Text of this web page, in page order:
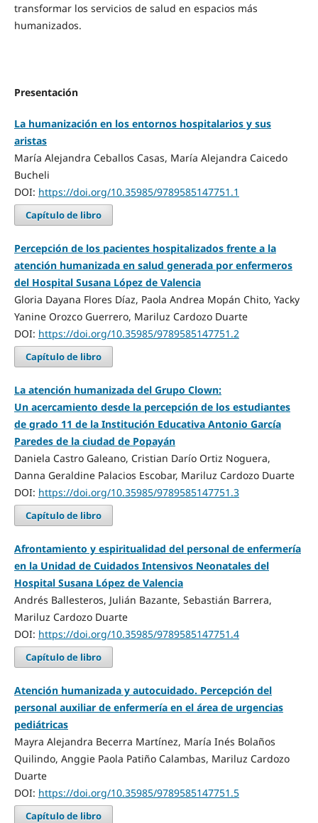
transformar los servicios de salud en espacios más
humanizados.
Presentación
La humanización en los entornos hospitalarios y sus
aristas
María Alejandra Ceballos Casas, María Alejandra Caicedo
Bucheli
DOI: https://doi.org/10.35985/9789585147751.1
Capítulo de libro
Percepción de los pacientes hospitalizados frente a la
atención humanizada en salud generada por enfermeros
del Hospital Susana López de Valencia
Gloria Dayana Flores Díaz, Paola Andrea Mopán Chito, Yacky
Yanine Orozco Guerrero, Mariluz Cardozo Duarte
DOI: https://doi.org/10.35985/9789585147751.2
Capítulo de libro
La atención humanizada del Grupo Clown:
Un acercamiento desde la percepción de los estudiantes
de grado 11 de la Institución Educativa Antonio García
Paredes de la ciudad de Popayán
Daniela Castro Galeano, Cristian Darío Ortiz Noguera,
Danna Geraldine Palacios Escobar, Mariluz Cardozo Duarte
DOI: https://doi.org/10.35985/9789585147751.3
Capítulo de libro
Afrontamiento y espiritualidad del personal de enfermería
en la Unidad de Cuidados Intensivos Neonatales del
Hospital Susana López de Valencia
Andrés Ballesteros, Julián Bazante, Sebastián Barrera,
Mariluz Cardozo Duarte
DOI: https://doi.org/10.35985/9789585147751.4
Capítulo de libro
Atención humanizada y autocuidado. Percepción del
personal auxiliar de enfermería en el área de urgencias
pediátricas
Mayra Alejandra Becerra Martínez, María Inés Bolaños
Quilindo, Anggie Paola Patiño Calambas, Mariluz Cardozo
Duarte
DOI: https://doi.org/10.35985/9789585147751.5
Capítulo de libro